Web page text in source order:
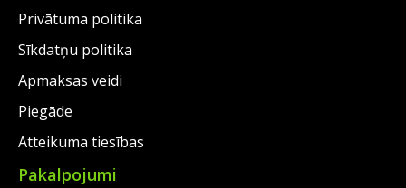
Privātuma politika
Sīkdatņu politika
Apmaksas veidi
Piegāde
Atteikuma tiesības
Pakalpojumi